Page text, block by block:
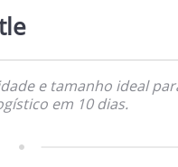
e tamanho ideal
em 10 dias.